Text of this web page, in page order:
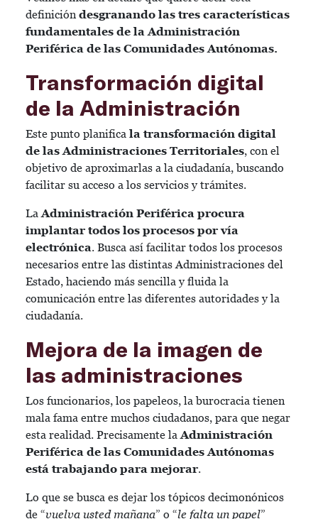
definición desgranando las tres características
fundamentales de la Administración
Periférica de las Comunidades Autónomas.
Transformación digital
de la Administración
Este punto planifica la transformación digital
de las Administraciones Territoriales, con el
objetivo de aproximarlas a la ciudadanía, buscando
facilitar su acceso a los servicios y trámites.
LaAdministración Periférica procura
implantar todos los procesos por vía
electrónica. Busca así facilitar todos los procesos
necesarios entre las distintas Administraciones del
Estado, haciendo más sencilla y fluida la
comunicación entre las diferentes autoridades y la
ciudadanía.
Mejora de la imagen de
las administraciones
Los funcionarios, los papeleos, la burocracia tienen
mala fama entre muchos ciudadanos, para que negar
esta realidad. Precisamente laAdministración
Periférica de las Comunidades Autónomas
está trabajando para mejorar.
Lo que se busca es dejar los tópicos decimonónicos
de “vuelva usted mañana” o “le falta un papel”